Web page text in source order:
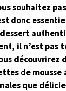
souhaitez
donc
il n’est pas
découvrirez
de mousse
que